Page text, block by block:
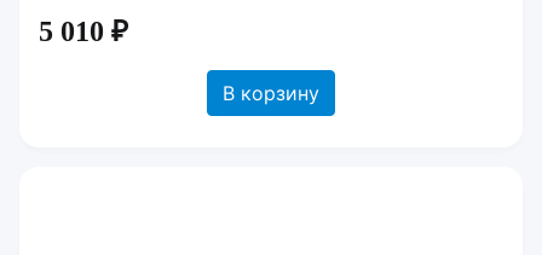
5 010 ₽
В корзину